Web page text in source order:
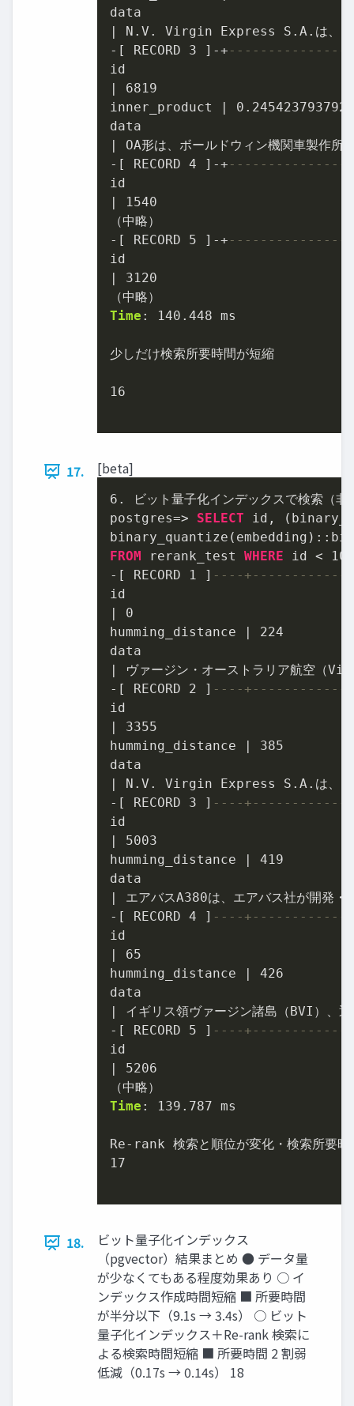
- [ RECORD 3 ] -+
6819
inner_product
- [ RECORD 4 ] -+
1540
- [ RECORD 5 ] -+
3120
Time : 140.448 ms
少しだけ検索所要時間が短縮
16
17. [beta]
6.
ビット量子化インデックスで検索（
postgres=> SELECT id,
FROM
rerank_test WHERE id <
- [ RECORD 1 ] ----
0
humming_distance
224
- [ RECORD 2 ] ----
3355
humming_distance
385
- [ RECORD 3 ] ----
5003
humming_distance
419
- [ RECORD 4 ] ----
65
humming_distance
426
- [ RECORD 5 ] ----
5206
Time : 139.787 ms
Re-
17
18.
ビット量子化インデックス
（pgvector）結果まとめ ● データ量
が少なくてもある程度効果あり ○ イ
ンデックス作成時間短縮 ■ 所要時間
が半分以下（9.1s → 3.4s） ○ ビット
量子化インデックス＋Re-rank 検索に
よる検索時間短縮 ■ 所要時間 2 割弱
低減（0.17s → 0.14s） 18